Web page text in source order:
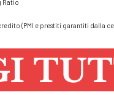
Ratio
(PMI e prestiti garantiti dalla